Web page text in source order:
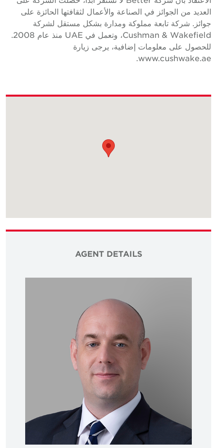
العديد من الجوائز في الصناعة والأعمال لثقافتها الحائزة على
جوائز. شركة تابعة مملوكة ومدارة بشكل مستقل لشركة
Cushman & Wakefield، وتعمل في UAE منذ عام 2008.
للحصول على معلومات إضافية، يرجى زيارة
www.cushwake.ae.
AGENT DETAILS